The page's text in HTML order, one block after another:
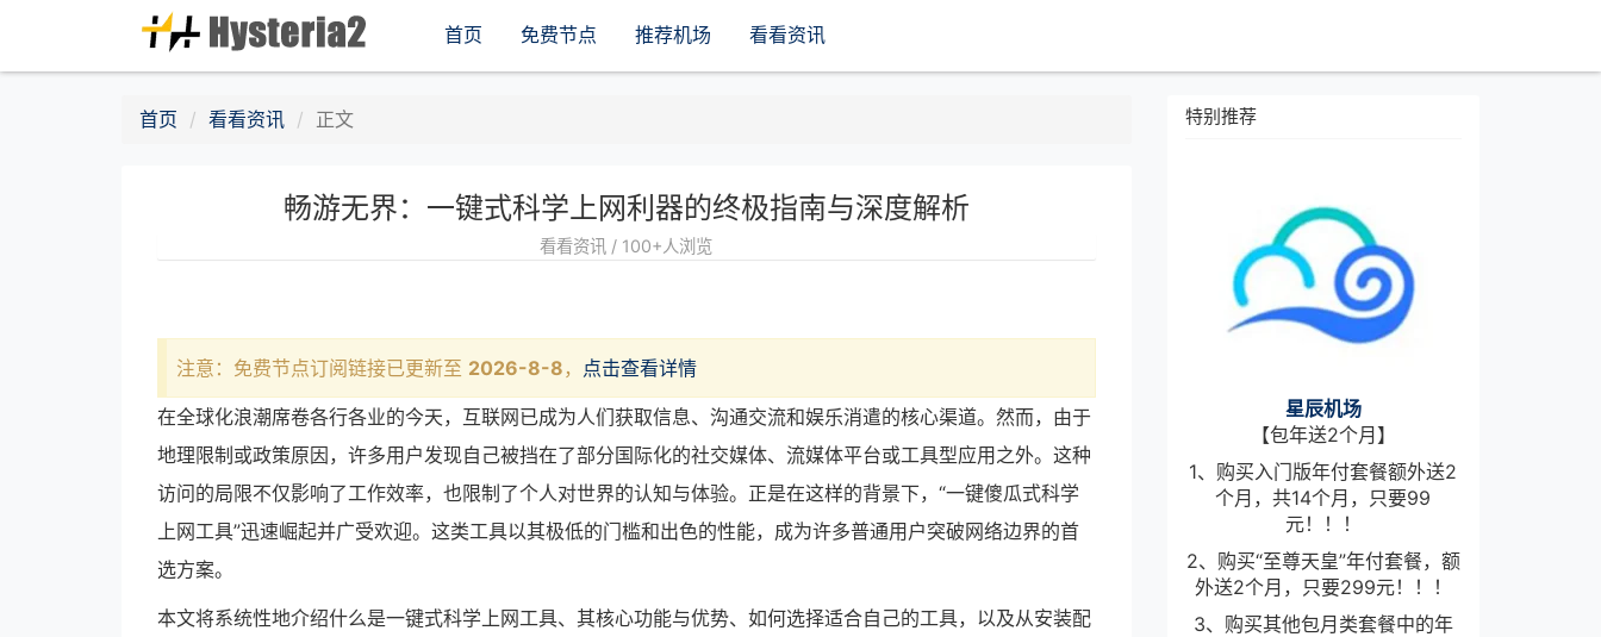
首页 免费节点 推荐机场 看看资讯
首页 看看资讯 正文
畅游无界：一键式科学上网利器的终极指南与深度解析
看看资讯 / 100+人浏览
注意：免费节点订阅链接已更新至 2026-8-8 ， 点击查看详情
在全球化浪潮席卷各行各业的今天，互联网已成为人们获取信息、沟通交流和娱乐消遣的核心渠道。然而，由于
地理限制或政策原因，许多用户发现自己被挡在了部分国际化的社交媒体、流媒体平台或工具型应用之外。这种
访问的局限不仅影响了工作效率，也限制了个人对世界的认知与体验。正是在这样的背景下，“一键傻瓜式科学
上网工具”迅速崛起并广受欢迎。这类工具以其极低的门槛和出色的性能，成为许多普通用户突破网络边界的首
选方案。
本文将系统性地介绍什么是一键式科学上网工具、其核心功能与优势、如何选择适合自己的工具，以及从安装配
特别推荐
星辰机场
【包年送2个月】
1、购买入门版年付套餐额外送2
个月，共14个月，只要99
元！！！
2、购买“至尊天皇”年付套餐，额
外送2个月，只要299元！！！
3、购买其他包月类套餐中的年